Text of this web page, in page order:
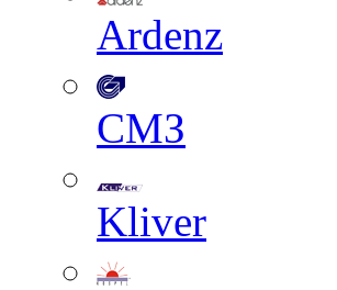
Ardenz
СМЗ
Kliver